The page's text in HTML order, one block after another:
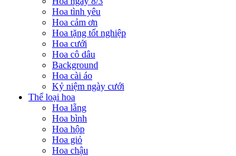
Hoa tình yêu
Hoa cảm ơn
Hoa tặng tốt nghiệp
Hoa cưới
Hoa cô dâu
Background
Hoa cài áo
Kỷ niệm ngày cưới
Thể loại hoa
Hoa lẵng
Hoa bình
Hoa hộp
Hoa giỏ
Hoa chậu